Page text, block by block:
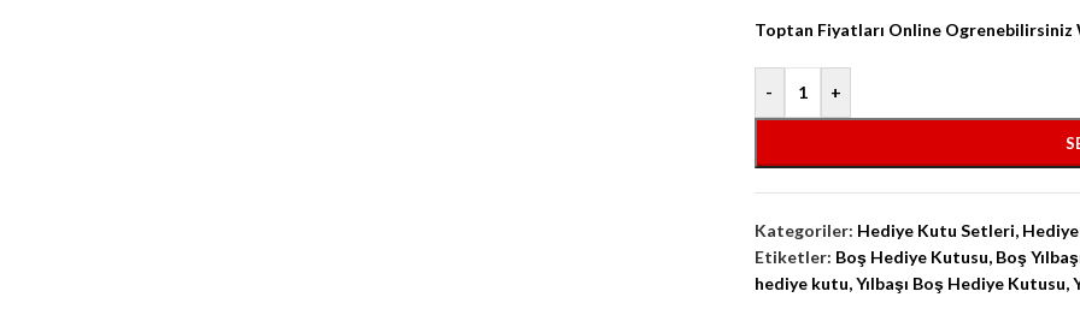
Toptan Fiyatları Online Ogrenebilirsiniz
- +
Kategoriler: Hediye Kutu Setleri,
Etiketler: Boş Hediye Kutusu, Boş
hediye kutu,Yılbaşı Boş Hediye Kutusu,